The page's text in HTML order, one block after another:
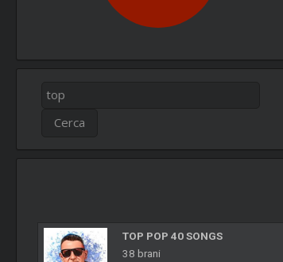
TOP POP 40 SONGS
38 brani